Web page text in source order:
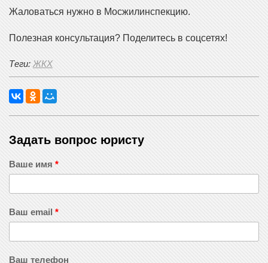
Жаловаться нужно в Мосжилинспекцию.
Полезная консультация? Поделитесь в соцсетях!
Теги: ЖКХ
Задать вопрос юристу
Ваше имя *
Ваш email *
Ваш телефон